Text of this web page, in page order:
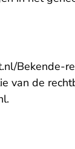
Bekende-
van de
- U verlaat
.